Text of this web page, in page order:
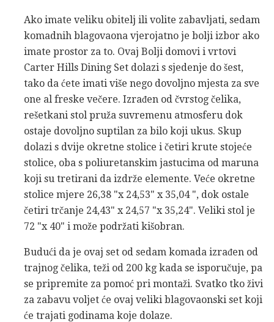
Ako imate veliku obitelj ili volite zabavljati, sedam
komadnih blagovaona vjerojatno je bolji izbor ako
imate prostor za to. Ovaj Bolji domovi i vrtovi
Carter Hills Dining Set dolazi s sjedenje do šest,
tako da ćete imati više nego dovoljno mjesta za sve
one al freske večere. Izrađen od čvrstog čelika,
rešetkani stol pruža suvremenu atmosferu dok
ostaje dovoljno suptilan za bilo koji ukus. Skup
dolazi s dvije okretne stolice i četiri krute stojeće
stolice, oba s poliuretanskim jastucima od maruna
koji su tretirani da izdrže elemente. Veće okretne
stolice mjere 26,38 "x 24,53" x 35,04 ", dok ostale
četiri trčanje 24,43" x 24,57 "x 35,24". Veliki stol je
72 "x 40" i može podržati kišobran.
Budući da je ovaj set od sedam komada izrađen od
trajnog čelika, teži od 200 kg kada se isporučuje, pa
se pripremite za pomoć pri montaži. Svatko tko živi
za zabavu voljet će ovaj veliki blagovaonski set koji
će trajati godinama koje dolaze.